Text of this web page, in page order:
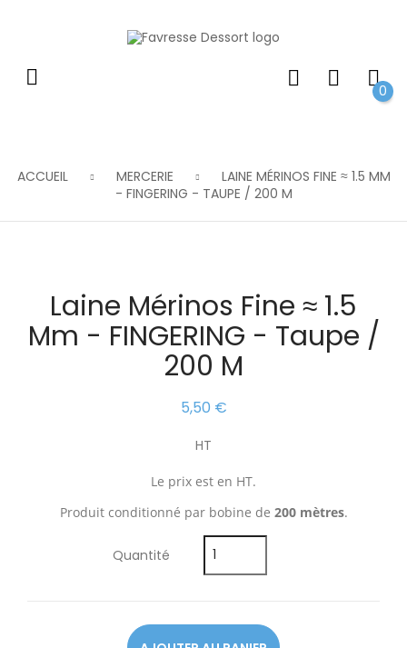
0
ACCUEIL MERCERIE
LAINE MÉRINOS FINE ≈ 1.5 MM
- FINGERING - TAUPE / 200 M
Laine Mérinos Fine ≈ 1.5
Mm - FINGERING - Taupe /
200 M
5,50 €
HT
Le prix est en HT.
Produit conditionné par bobine de 200 mètres.
Quantité